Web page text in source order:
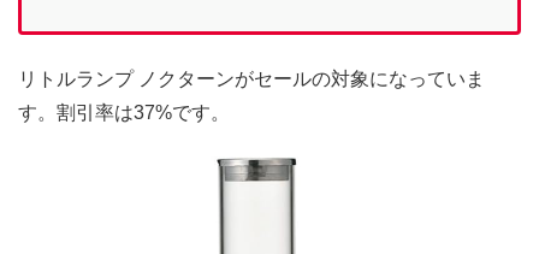
リトルランプ ノクターンがセールの対象になっていま
す。割引率は37%です。